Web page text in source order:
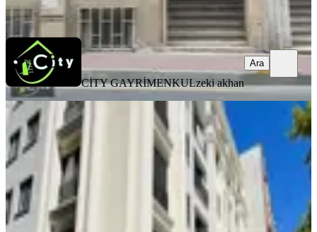
Ara
CİTY GAYRİMENKULzeki akhan
Ara
SIFIR BİNA
Fındıkzade'de Millet Caddesi
Üzerinde Kiralık Daire
Fatih, Molla Gürani Mahallesi
Düz Giriş (Zemin)· 29.07.2026